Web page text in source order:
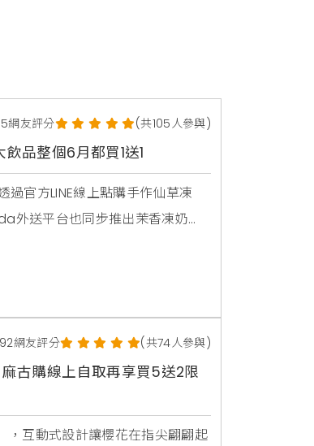
網友評分 (共105人參與)
品整個6月都買1送1
官方LINE線上點購手作仙草凍
外送平台也同步推出茉香凍奶
家在炎熱夏天不用出門也能省錢
網友評分 (共74人參與)
古購線上自取再享買5送2限
，互動式設計讓櫻花在指尖翩翩起